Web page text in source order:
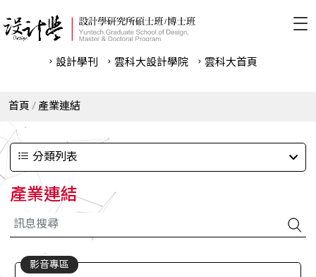
設計學刊 雲科⼤設計學院 雲科⼤首頁
首頁 產業連結
分類列表
產業連結
影音專區